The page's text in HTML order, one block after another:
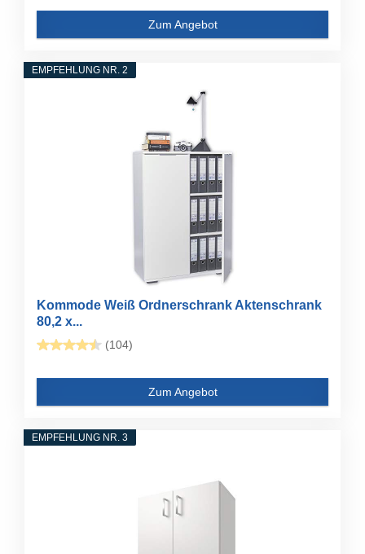
Zum Angebot
EMPFEHLUNG NR. 2
Kommode Weiß Ordnerschrank Aktenschrank
80,2 x...
(104)
Zum Angebot
EMPFEHLUNG NR. 3